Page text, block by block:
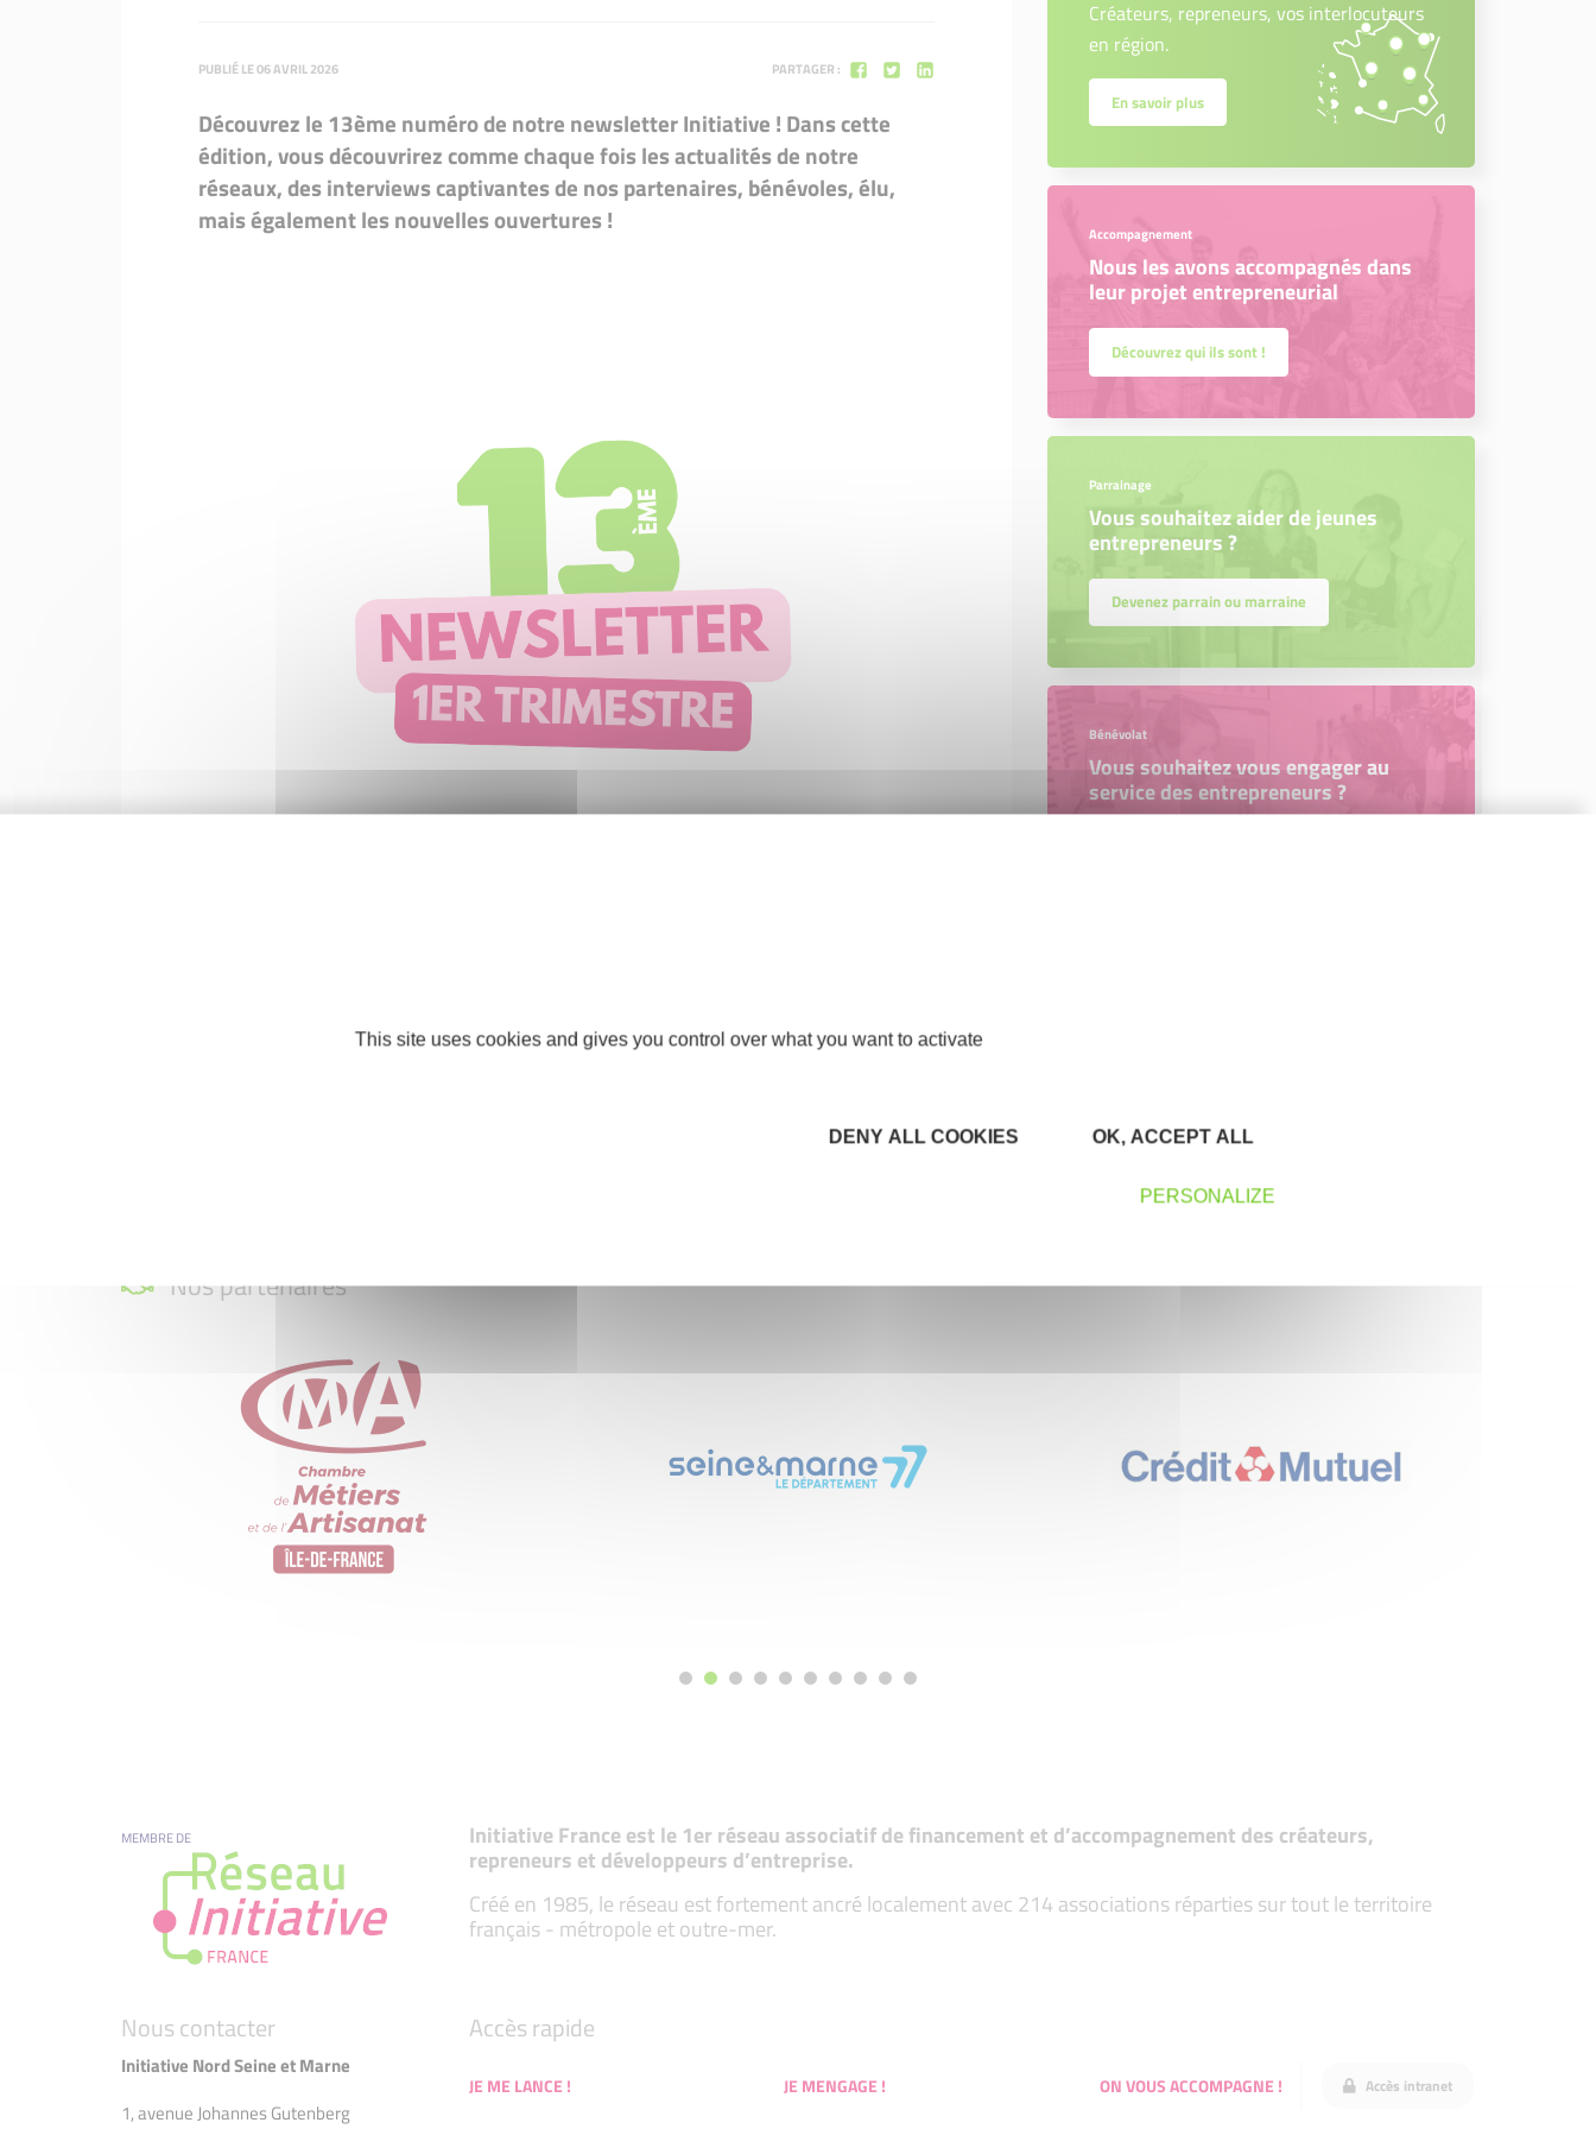
PUBLIÉ LE 06 AVRIL 2026 PARTAGER :
Découvrez le 13ème numéro de notre newsletter Initiative ! Dans cette
édition, vous découvrirez comme chaque fois les actualités de notre
réseaux, des interviews captivantes de nos partenaires, bénévoles, élu,
mais également les nouvelles ouvertures !
Créateurs, repreneurs, vos interlocuteurs
en région.
En savoir plus
Accompagnement
Nous les avons accompagnés dans
leur projet entrepreneurial
Découvrez qui ils sont !
Parrainage
Vous souhaitez aider de jeunes
entrepreneurs ?
Devenez parrain ou marraine
Bénévolat
Vous souhaitez vous engager au
service des entrepreneurs ?
Nos partenaires
MEMBRE DE Initiative France est le 1er réseau associatif de financement et d’accompagnement des créateurs,
repreneurs et développeurs d’entreprise.
Créé en 1985, le réseau est fortement ancré localement avec 214 associations réparties sur tout le territoire
français - métropole et outre-mer.
Nous contacter
Initiative Nord Seine et Marne
1, avenue Johannes Gutenberg
Accès rapide
JE ME LANCE ! JE MENGAGE ! ON VOUS ACCOMPAGNE ! Accès intranet
This site uses cookies and gives you control over what you want to activate
OK, ACCEPT ALL
DENY ALL COOKIES
PERSONALIZE